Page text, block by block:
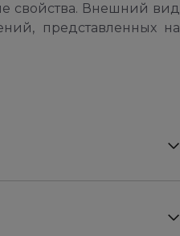
свойства. Внешний вид
представленных на